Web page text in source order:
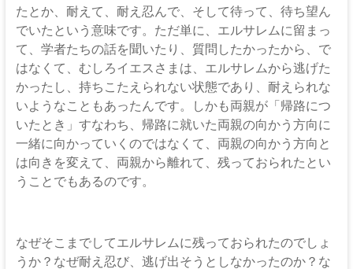
たとか、耐えて、耐え忍んで、そして待って、待ち望ん
でいたという意味です。ただ単に、エルサレムに留まっ
て、学者たちの話を聞いたり、質問したかったから、で
はなくて、むしろイエスさまは、エルサレムから逃げた
かったし、持ちこたえられない状態であり、耐えられな
いようなこともあったんです。しかも両親が「帰路につ
いたとき」すなわち、帰路に就いた両親の向かう方向に
一緒に向かっていくのではなくて、両親の向かう方向と
は向きを変えて、両親から離れて、残っておられたとい
うことでもあるのです。
なぜそこまでしてエルサレムに残っておられたのでしょ
うか？なぜ耐え忍び、逃げ出そうとしなかったのか？な